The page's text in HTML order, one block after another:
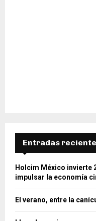
Entradas
Holcim México invierte
impulsar la economía
El verano, entre la